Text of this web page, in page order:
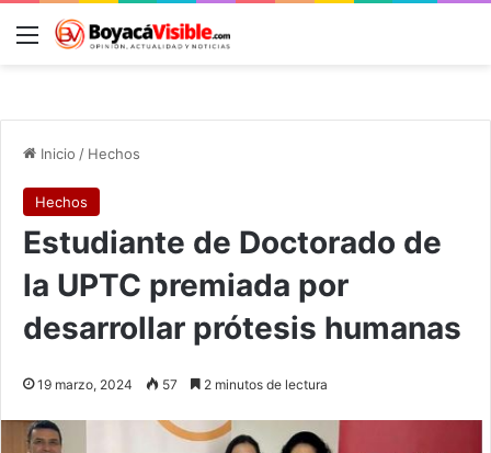
Menú
Inicio / Hechos
Hechos
Estudiante de Doctorado de
la UPTC premiada por
desarrollar prótesis humanas
19 marzo, 2024 57 2 minutos de lectura